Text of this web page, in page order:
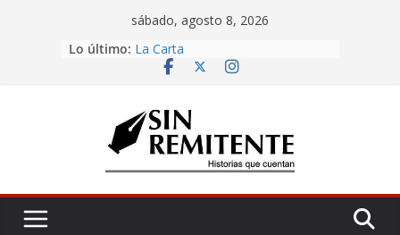
sábado, agosto 8, 2026
Lo último: ¡Inicia Festival Cultural Ceiba 2026!
La Carta
Rosetta